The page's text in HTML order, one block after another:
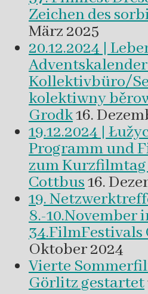
Zeichen des
März 2025
20.12.2024 |
Kollektivbüro/
kolektiwny
Grodk16.
19.12.2024 |
Programm und
zum
Cottbus16.
19.
8.-10.November
34.FilmFestivals
Oktober 2024
Vierte
Görlitz gestartet